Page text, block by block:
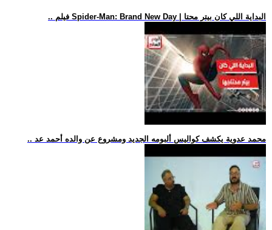
.. فيلم Spider-Man: Brand New Day | البداية اللي كان بيتر محتا
.. محمد عدوية يكشف كواليس ألبومه الجديد ومشروع عن والده أحمد عد